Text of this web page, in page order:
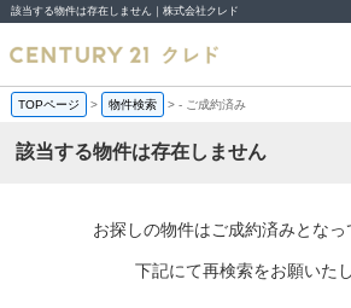
該当する物件は存在しません｜株式会社クレド
TOPページ > 物件検索 >- ご成約済み
該当する物件は存在しません
お探しの物件はご成約済みとなっ
下記にて再検索をお願いたし